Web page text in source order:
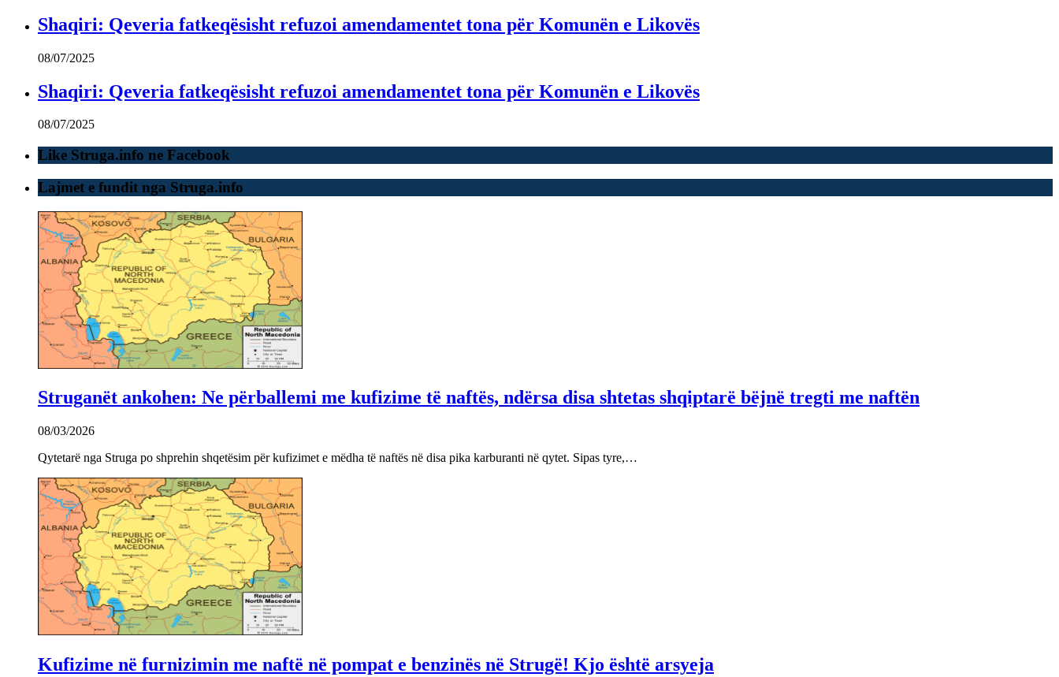
Shaqiri: Qeveria fatkeqësisht refuzoi amendamentet tona për Komunën e Likovës
08/07/2025
Shaqiri: Qeveria fatkeqësisht refuzoi amendamentet tona për Komunën e Likovës
08/07/2025
Like Struga.info ne Facebook
Lajmet e fundit nga Struga.info
Struganët ankohen: Ne përballemi me kufizime të naftës, ndërsa disa shtetas shqiptarë bëjnë tregti me naftën
08/03/2026
Qytetarë nga Struga po shprehin shqetësim për kufizimet e mëdha të naftës në disa pika karburanti në qytet. Sipas tyre,…
Kufizime në furnizimin me naftë në pompat e benzinës në Strugë! Kjo është arsyeja